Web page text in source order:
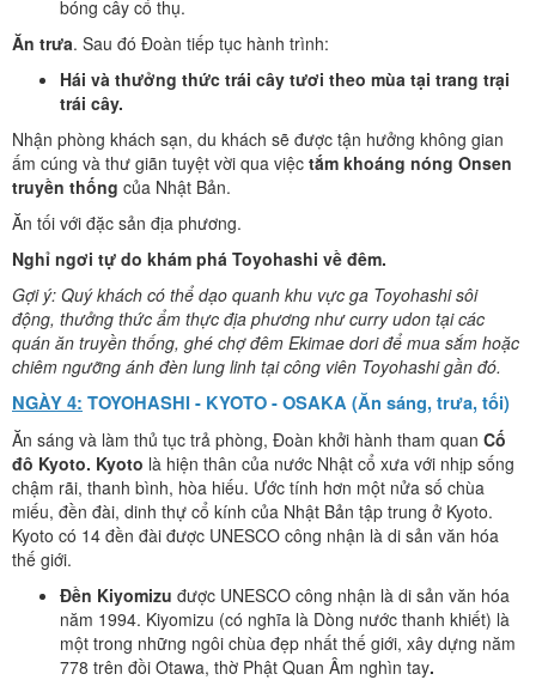
bóng cây cổ thụ.
Ăn trưa. Sau đó Đoàn tiếp tục hành trình:
Hái và thưởng thức trái cây tươi theo mùa tại trang trại
trái cây.
Nhận phòng khách sạn, du khách sẽ được tận hưởng không gian
ấm cúng và thư giãn tuyệt vời qua việc tắm khoáng nóng Onsen
truyền thống của Nhật Bản.
Ăn tối với đặc sản địa phương.
Nghỉ ngơi tự do khám phá Toyohashi về đêm.
Gợi ý: Quý khách có thể dạo quanh khu vực ga Toyohashi sôi
động, thưởng thức ẩm thực địa phương như curry udon tại các
quán ăn truyền thống, ghé chợ đêm Ekimae dori để mua sắm hoặc
chiêm ngưỡng ánh đèn lung linh tại công viên Toyohashi gần đó.
NGÀY 4: TOYOHASHI - KYOTO-OSAKA(Ăn sáng, trưa, tối)
Ăn sáng và làm thủ tục trả phòng, Đoàn khởi hành tham quan Cố
đô Kyoto. Kyoto là hiện thân của nước Nhật cổ xưa với nhịp sống
chậm rãi, thanh bình, hòa hiếu. Ước tính hơn một nửa số chùa
miếu, đền đài, dinh thự cổ kính của Nhật Bản tập trung ở Kyoto.
Kyoto có 14 đền đài được UNESCO công nhận là di sản văn hóa
thế giới.
Đền Kiyomizu được UNESCO công nhận là di sản văn hóa
năm 1994. Kiyomizu (có nghĩa là Dòng nước thanh khiết) là
một trong những ngôi chùa đẹp nhất thế giới, xây dựng năm
778 trên đồi Otawa, thờ Phật Quan Âm nghìn tay.